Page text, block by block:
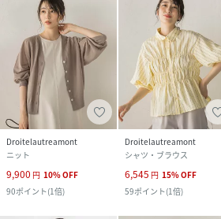
Droitelautreamont
ニット
9,900 円 10%OFF
90ポイント(1倍)
Droitelautreamont
シャツ・ブラウス
6,545 円 15%OFF
59ポイント(1倍)